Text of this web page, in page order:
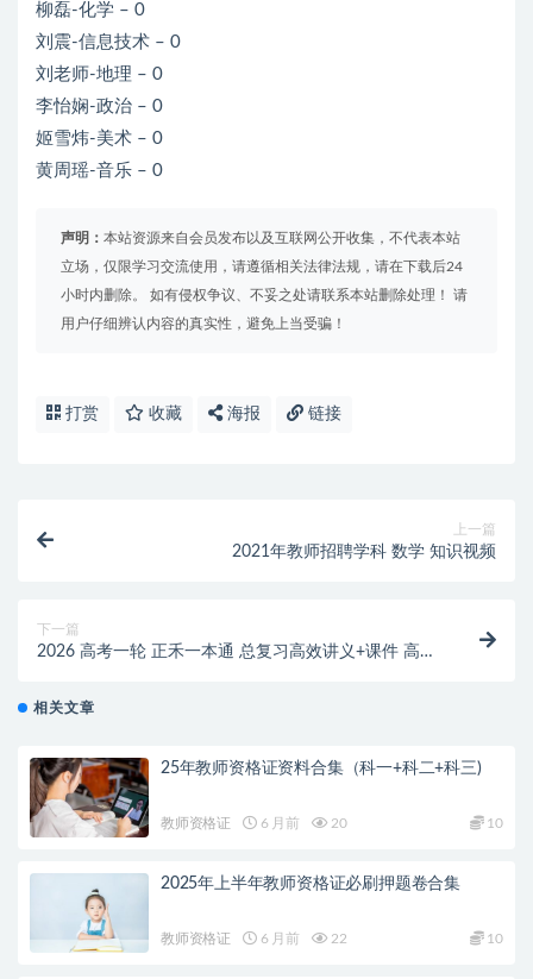
柳磊-化学 – 0
刘震-信息技术 – 0
刘老师-地理 – 0
李怡娴-政治 – 0
姬雪炜-美术 – 0
黄周瑶-音乐 – 0
声明： 本站资源来自会员发布以及互联网公开收集，不代表本站
立场，仅限学习交流使用，请遵循相关法律法规，请在下载后24
小时内删除。 如有侵权争议、不妥之处请联系本站删除处理！ 请
用户仔细辨认内容的真实性，避免上当受骗！
打赏 收藏 海报 链接
上一篇
2021年教师招聘学科 数学 知识视频
下一篇
2026 高考一轮 正禾一本通 总复习高效讲义+课件 高考
相关文章
25年教师资格证资料合集（科一+科二+科三)
教师资格证 6 月前 20 10
2025年上半年教师资格证必刷押题卷合集
教师资格证 6 月前 22 10